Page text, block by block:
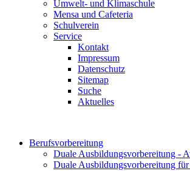
Umwelt- und Klimaschule
Mensa und Cafeteria
Schulverein
Service
Kontakt
Impressum
Datenschutz
Sitemap
Suche
Aktuelles
Berufsvorbereitung
Duale Ausbildungsvorbereitung -
Duale Ausbildungsvorbereitung